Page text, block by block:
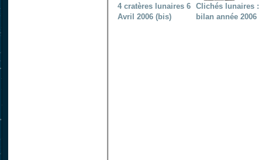
4 cratères lunaires 6
Avril 2006 (bis)
Clichés lunaires :
bilan année 2006